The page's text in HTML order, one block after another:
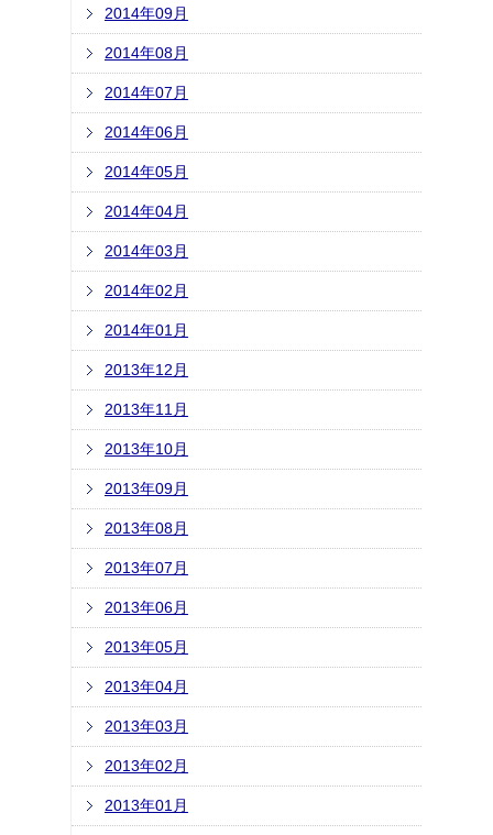
2014年09月
2014年08月
2014年07月
2014年06月
2014年05月
2014年04月
2014年03月
2014年02月
2014年01月
2013年12月
2013年11月
2013年10月
2013年09月
2013年08月
2013年07月
2013年06月
2013年05月
2013年04月
2013年03月
2013年02月
2013年01月